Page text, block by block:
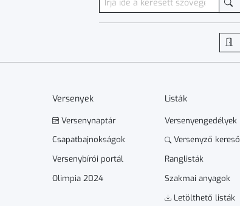
Versenyek
Versenynaptár
Csapatbajnokságok
Versenybírói portál
Olimpia 2024
Listák
Versenyengedélyek
Versenyző kereső
Ranglisták
Szakmai anyagok
Letölthető listák